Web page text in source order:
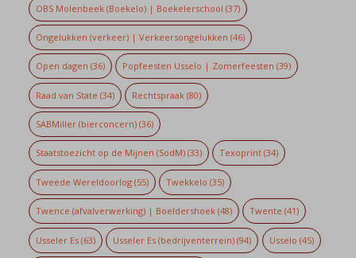
OBS Molenbeek (Boekelo) | Boekelerschool (37)
Ongelukken (verkeer) | Verkeersongelukken (46)
Open dagen (36) Popfeesten Usselo | Zomerfeesten (39)
Raad van State (34) Rechtspraak (80)
SABMiller (bierconcern)(36)
Staatstoezicht op de Mijnen (SodM)(33) Texoprint (34)
Tweede Wereldoorlog(55) Twekkelo (35)
Twence (afvalverwerking) | Boeldershoek(48) Twente (41)
Usseler Es(63) Usseler Es (bedrijventerrein) (94) Usselo (45)